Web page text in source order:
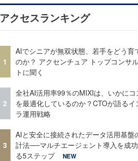
アクセスランキング
1
AIでシニアが無双状態、若手をどう育
のか？ アクセンチュア トップコンサ
トに聞く
2
全社AI活用率99％のMIXIは、いかにコ
を最適化しているのか？CTOが語るイ
ラ運用戦略
3
AIと安全に接続されたデータ活用基盤
計法──マルチエージェント導入を成
る5ステップ
NEW